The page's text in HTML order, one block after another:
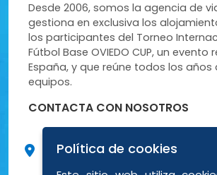
Desde 2006, somos la agencia de
gestiona en exclusiva los
los participantes del Torneo
Fútbol Base OVIEDO CUP, un evento
España, y que reúne todos los años
equipos.
CONTACTA CON NOSOTROS
C/ Peña Santa de Enol, 9 Bajo
Política de cookies